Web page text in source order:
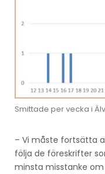
Smittade per vecka i
– Vi måste fortsätta
följa de föreskrifter
minsta misstanke